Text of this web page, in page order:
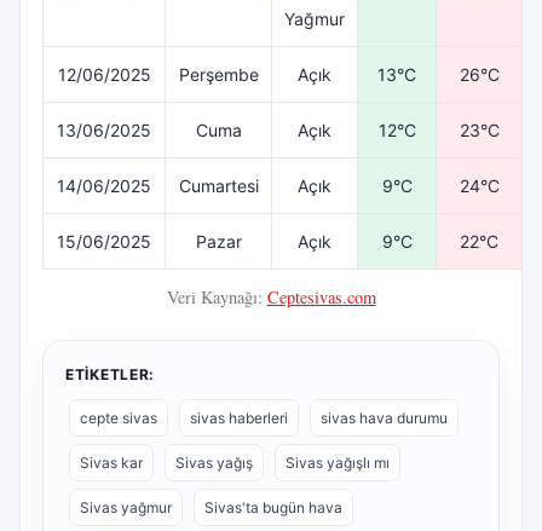
Yağmur
12/06/2025 Perşembe Açık 13°C 26°C
13/06/2025 Cuma Açık 12°C 23°C
14/06/2025 Cumartesi Açık 9°C 24°C
15/06/2025 Pazar Açık 9°C 22°C
Veri Kaynağı: Ceptesivas.com
ETIKETLER:
cepte sivas sivas haberleri sivas hava durumu
Sivas kar Sivas yağış Sivas yağışlı mı
Sivas yağmur Sivas'ta bugün hava